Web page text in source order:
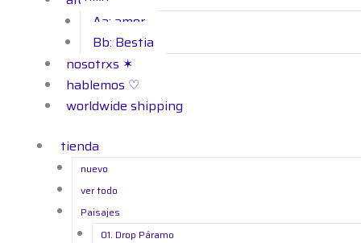
Aa: amor
Bb: Bestia
nosotrxs ✶
hablemos ♡
worldwide shipping
tienda
nuevo
ver todo
Paisajes
01. Drop Páramo